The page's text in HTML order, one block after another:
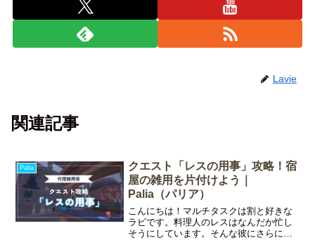
Lavie
関連記事
Palia
クエスト「レスの用事」攻略！宿
屋の雑用を片付けよう｜
Palia（パリア）
こんにちは！マルチタスクは割と好きな
ラビです。料理人のレスはなんだか忙し
そうにしています。そんな彼にさらに仕